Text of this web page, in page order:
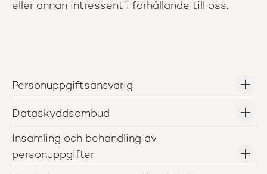
eller annan intressent i förhållande till oss.
Personuppgiftsansvarig
Dataskyddsombud
Insamling och behandling av
personuppgifter